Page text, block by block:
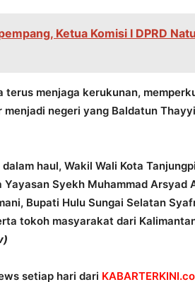
Ketua Komisi I DPRD
terus menjaga kerukunan,
negeri yang Baldatun
haul, Wakil Wali Kota
Syekh Muhammad Arsyad
Bupati Hulu Sungai Selatan
tokoh masyarakat dari
setiap hari dari